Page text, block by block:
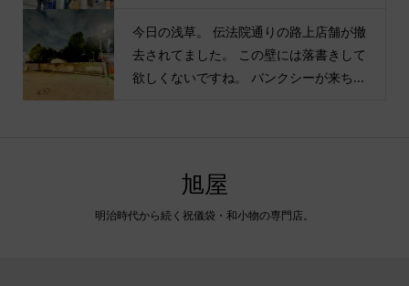
今日の浅草。 伝法院通りの路上店舗が撤
去されてました。 この壁には落書きして
欲しくないですね。 バンクシーが来ち...
旭屋
明治時代から続く祝儀袋・和小物の専門店。